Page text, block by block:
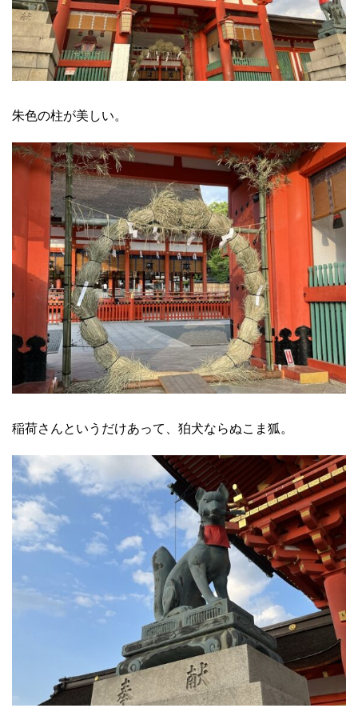
朱色の柱が美しい。
稲荷さんというだけあって、狛犬ならぬこま狐。